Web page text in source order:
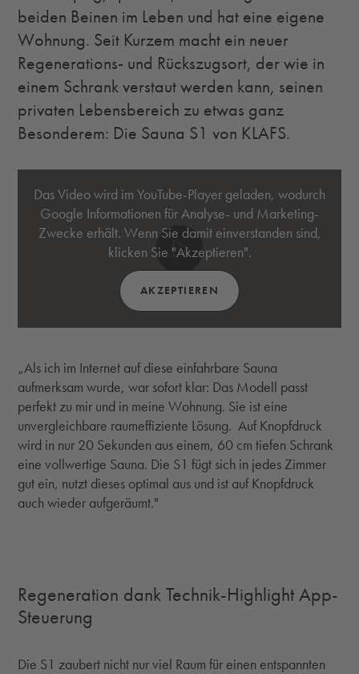
beiden Beinen im Leben und hat eine eigene
Wohnung. Seit Kurzem macht ein neuer
Regenerations- und Rückszugsort, der wie in
einem Schrank verstaut werden kann, seinen
privaten Lebensbereich zu etwas ganz
Besonderem: Die Sauna S1 von KLAFS.
Das Video wird im YouTube-Player geladen, wodurch
Google Informationen für Analyse- und Marketing-
Zwecke erhält. Wenn Sie damit einverstanden sind,
klicken Sie "Akzeptieren".
AKZEPTIEREN
Video abspielen
„Als ich im Internet auf diese einfahrbare Sauna
aufmerksam wurde, war sofort klar: Das Modell passt
perfekt zu mir und in meine Wohnung. Sie ist eine
unvergleichbare raumeffiziente Lösung. Auf Knopfdruck
wird in nur 20 Sekunden aus einem, 60 cm tiefen Schrank
eine vollwertige Sauna. Die S1 fügt sich in jedes Zimmer
gut ein, nutzt dieses optimal aus und ist auf Knopfdruck
auch wieder aufgeräumt."
Regeneration dank Technik-Highlight App-
Steuerung
Die S1 zaubert nicht nur viel Raum für einen entspannten